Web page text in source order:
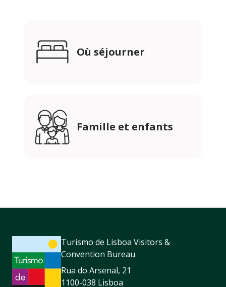
Où séjourner
Famille et enfants
Turismo de Lisboa Visitors &
Convention Bureau
Rua do Arsenal, 21
1100-038 Lisboa